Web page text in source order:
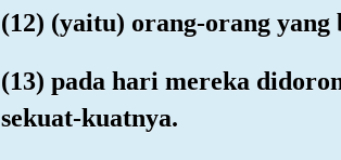
(12) (yaitu) orang-orang
(13) pada hari mereka
sekuat-kuatnya.